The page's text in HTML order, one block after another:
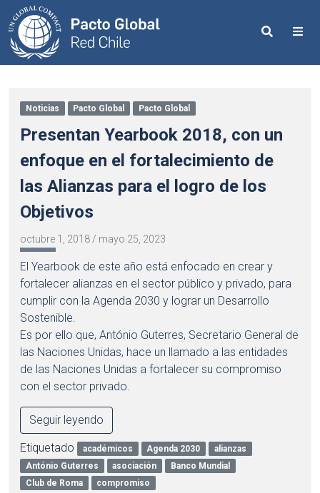
Search
Noticias Pacto Global Pacto Global
Presentan Yearbook 2018, con un
enfoque en el fortalecimiento de
las Alianzas para el logro de los
Objetivos
octubre 1, 2018 / mayo 25, 2023
El Yearbook de este año está enfocado en crear y
fortalecer alianzas en el sector público y privado, para
cumplir con la Agenda 2030 y lograr un Desarrollo
Sostenible.
Es por ello que, António Guterres, Secretario General de
las Naciones Unidas, hace un llamado a las entidades
de las Naciones Unidas a fortalecer su compromiso
con el sector privado.
Seguir leyendo
Etiquetado académicos Agenda 2030
alianzas
António Guterres
asociación
Banco Mundial
Club de Roma
compromiso